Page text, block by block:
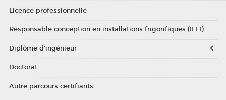
Licence professionnelle
Responsable conception en installations frigorifiques (IFFI)
Diplôme d'ingénieur
Doctorat
Autre parcours certifiants